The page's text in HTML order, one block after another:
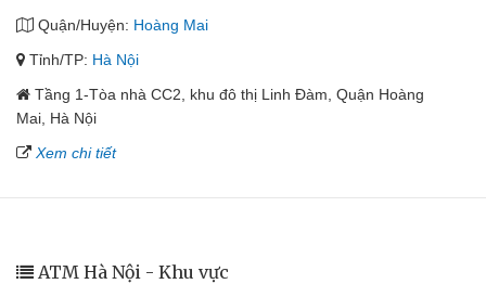
Quận/Huyện: Hoàng Mai
Tỉnh/TP: Hà Nội
Tầng 1-Tòa nhà CC2, khu đô thị Linh Đàm, Quận Hoàng
Mai, Hà Nội
Xem chi tiết
ATM Hà Nội - Khu vực